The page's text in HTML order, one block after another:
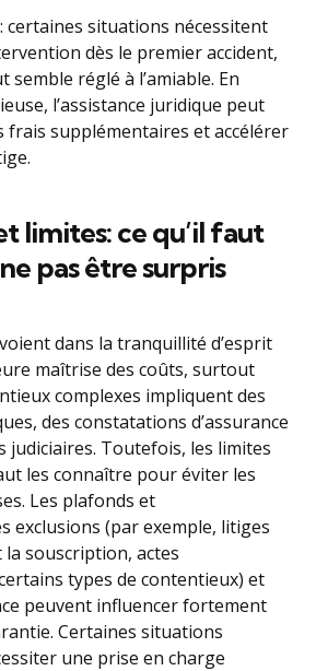
certaines situations nécessitent
dès le premier accident,
semble réglé à l’amiable. En
l’assistance juridique peut
frais supplémentaires et accélérer
limites: ce qu’il faut
pas être surpris
dans la tranquillité d’esprit
maîtrise des coûts, surtout
complexes impliquent des
des constatations d’assurance
judiciaires. Toutefois, les limites
les connaître pour éviter les
Les plafonds et
exclusions (par exemple, litiges
souscription, actes
types de contentieux) et
peuvent influencer fortement
Certaines situations
une prise en charge